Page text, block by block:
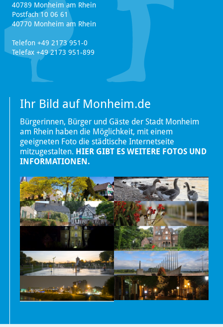
40789 Monheim am Rhein
Postfach 10 06 61
40770 Monheim am Rhein
Telefon +49 2173 951-0
Telefax +49 2173 951-899
Ihr Bild auf Monheim.de
Bürgerinnen, Bürger und Gäste der Stadt Monheim
am Rhein haben die Möglichkeit, mit einem
geeigneten Foto die städtische Internetseite
mitzugestalten. HIER GIBT ES WEITERE FOTOS UND
INFORMATIONEN.